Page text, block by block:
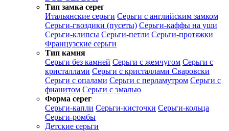
Тип замка серег
Итальянские серьги Серьги с английским замком
Серьги-гвоздики (пусеты) Серьги-каффы на уши
Серьги-клипсы Серьги-петли Серьги-протяжки
Французские серьги
Тип камня
Серьги без камней Серьги с жемчугом Серьги с
кристаллами Серьги с кристаллами Сваровски
Серьги с опалами Серьги с перламутром Серьги с
фианитом Серьги с эмалью
Форма серег
Серьги-капли Серьги-кисточки Серьги-кольца
Серьги-ромбы
Детские серьги